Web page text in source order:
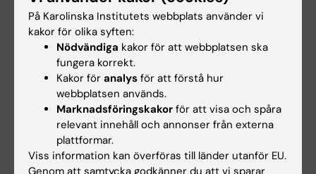
På Karolinska Institutets webbplats använder vi
kakor för olika syften:
Nödvändiga kakor för att webbplatsen ska
fungera korrekt.
Kakor för analys för att förstå hur
webbplatsen används.
Marknadsföringskakor för att visa och spåra
relevant innehåll och annonser från externa
plattformar.
Viss information kan överföras till länder utanför EU.
Genom att samtycka godkänner du att vi sparar